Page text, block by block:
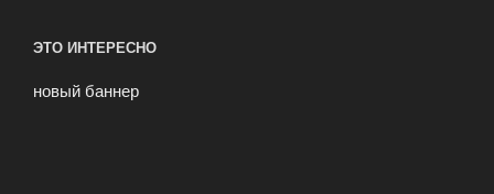
ЭТО ИНТЕРЕСНО
новый баннер